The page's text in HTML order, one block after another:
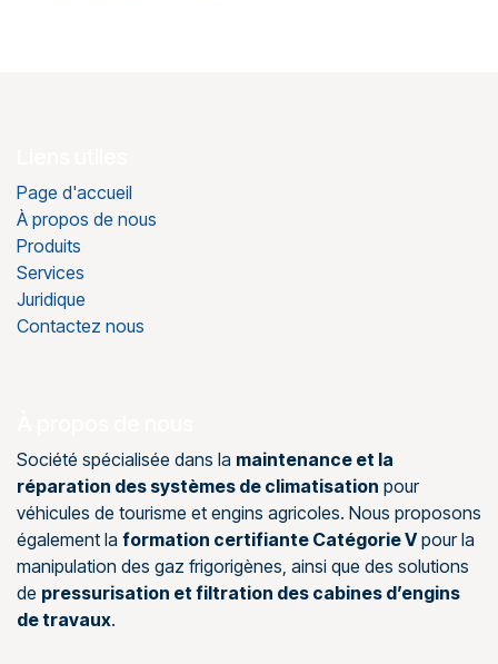
Page d'accueil
À propos de nous
Produits
Services
Juridique
Contactez nous
Société spécialisée dans la maintenance et la
réparation des systèmes de climatisation pour
véhicules de tourisme et engins agricoles. Nous proposons
également la formation certifiante Catégorie Vpour la
manipulation des gaz frigorigènes, ainsi que des solutions
de pressurisation et filtration des cabines d’engins
de travaux.